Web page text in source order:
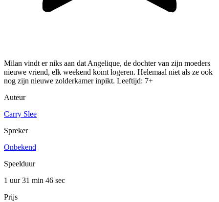
Milan vindt er niks aan dat Angelique, de dochter van zijn moeders
nieuwe vriend, elk weekend komt logeren. Helemaal niet als ze ook
nog zijn nieuwe zolderkamer inpikt. Leeftijd: 7+
Auteur
Carry Slee
Spreker
Onbekend
Speelduur
1 uur 31 min 46 sec
Prijs